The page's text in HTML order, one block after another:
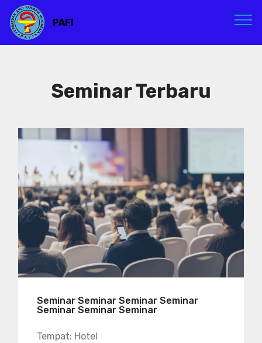
PAFI
Seminar Terbaru
Seminar Seminar Seminar Seminar
Seminar Seminar Seminar
Tempat: Hotel